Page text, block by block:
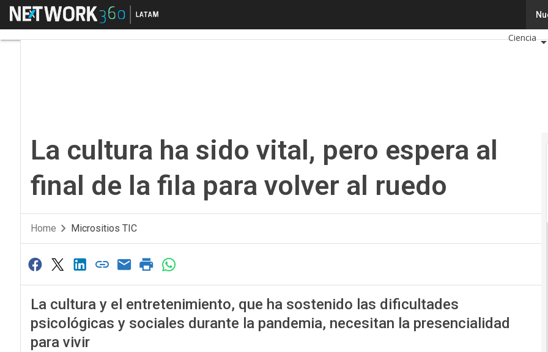
Menú
Ciencia
La cultura ha sido vital, pero espera al
final de la fila para volver al ruedo
Home Micrositios TIC
La cultura y el entretenimiento, que ha sostenido las dificultades
psicológicas y sociales durante la pandemia, necesitan la presencialidad
para vivir